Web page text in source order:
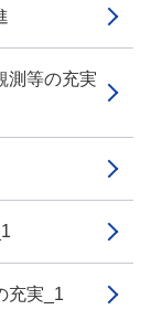
測等の充実
充実_1